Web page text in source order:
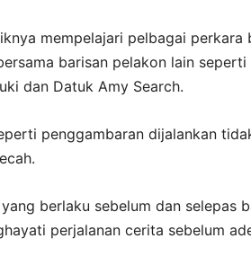
mempelajari pelbagai perkara
barisan pelakon lain
dan Datuk Amy Search.
penggambaran dijalankan
berlaku sebelum dan selepas
perjalanan cerita sebelum